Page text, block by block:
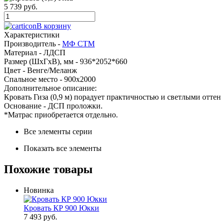
5 739 руб.
В корзину
Характеристики
Производитель - МФ СТМ
Материал - ЛДСП
Размер (ШхГхВ), мм - 936*2052*660
Цвет - Венге/Меланж
Спальное место - 900x2000
Дополнительное описание:
Кровать Гиза (0,9 м) порадует практичностью и светлыми
Основание - ДСП проложки.
*Матрас приобретается отдельно.
Все элементы серии
Показать все элементы
Похожие товары
Новинка
Кровать КР 900 Юкки
7 493 руб.